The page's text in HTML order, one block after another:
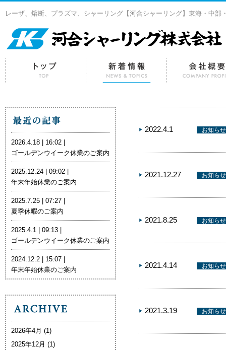
レーザ、熔断、プラズマ、シャーリング【河合シャーリング】東海・中部
2022.4.1 お知らせ
2021.12.27 お知らせ
2021.8.25 お知らせ
2021.4.14 お知らせ
2021.3.19 お知らせ
2026.4.18 | 16:02 |
ゴールデンウイーク休業のご案内
2025.12.24 | 09:02 |
年末年始休業のご案内
2025.7.25 | 07:27 |
夏季休暇のご案内
2025.4.1 | 09:13 |
ゴールデンウイーク休業のご案内
2024.12.2 | 15:07 |
年末年始休業のご案内
2026年4月 (1)
2025年12月 (1)